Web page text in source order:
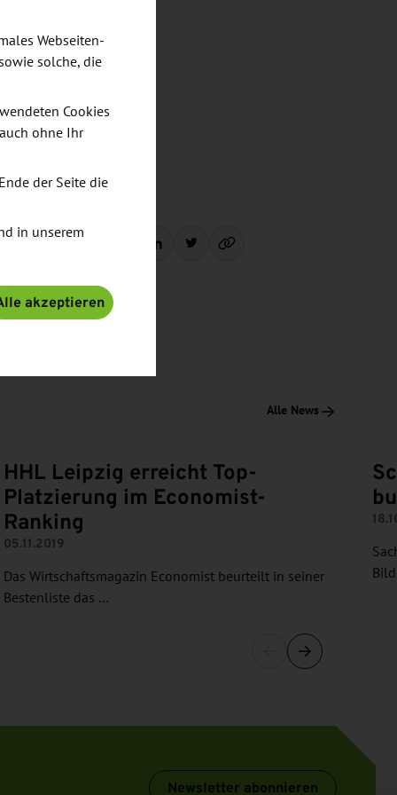
Alle News
HHL Leipzig erreicht Top-
Platzierung im Economist-
Ranking
05.11.2019
Das Wirtschaftsmagazin Economist beurteilt in seiner
Bestenliste das …
Newsletter abonnieren
Webseiten-
solche, die
Cookies
ohne Ihr
der Seite die
in unserem
akzeptieren